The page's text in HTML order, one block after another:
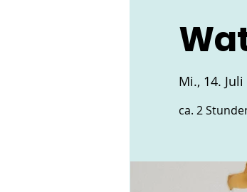
Mi., 14. Juli
ca. 2